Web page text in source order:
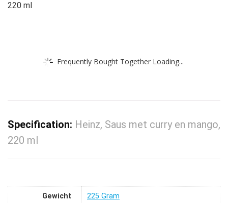
220 ml
Frequently Bought Together Loading...
Specification: Heinz, Saus met curry en mango,
220 ml
Gewicht ‎225 Gram